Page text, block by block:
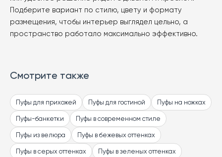
Подберите вариант по стилю, цвету и формату
размещения, чтобы интерьер выглядел цельно, а
пространство работало максимально эффективно.
Смотрите также
Пуфы для прихожей Пуфы для гостиной Пуфы на ножках
Пуфы-банкетки Пуфы в современном стиле
Пуфы из велюра Пуфы в бежевых оттенках
Пуфы в серых оттенках Пуфы в зеленых оттенках